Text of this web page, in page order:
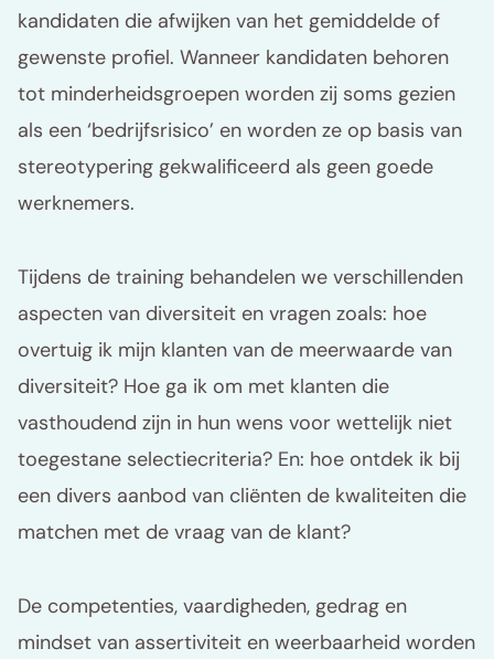
kandidaten die afwijken van het gemiddelde of
gewenste profiel. Wanneer kandidaten behoren
tot minderheidsgroepen worden zij soms gezien
als een ‘bedrijfsrisico’ en worden ze op basis van
stereotypering gekwalificeerd als geen goede
werknemers.
Tijdens de training behandelen we verschillenden
aspecten van diversiteit en vragen zoals: hoe
overtuig ik mijn klanten van de meerwaarde van
diversiteit? Hoe ga ik om met klanten die
vasthoudend zijn in hun wens voor wettelijk niet
toegestane selectiecriteria? En: hoe ontdek ik bij
een divers aanbod van cliënten de kwaliteiten die
matchen met de vraag van de klant?
De competenties, vaardigheden, gedrag en
mindset van assertiviteit en weerbaarheid worden